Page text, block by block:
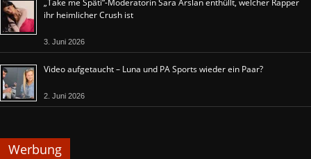
„Take me Späti“-Moderatorin Sara Arslan enthüllt, welcher Rapper
ihr heimlicher Crush ist
3. Juni 2026
Video aufgetaucht – Luna und PA Sports wieder ein Paar?
2. Juni 2026
Werbung